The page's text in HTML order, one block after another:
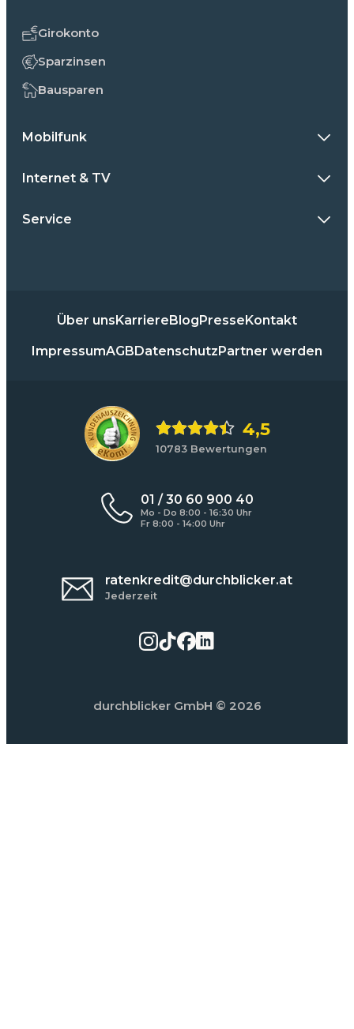
Girokonto
Sparzinsen
Bausparen
Mobilfunk
Internet & TV
Service
Über unsKarriereBlogPresseKontakt
ImpressumAGBDatenschutzPartner werden
4,5
10783 Bewertungen
01 / 30 60 900 40
Mo - Do 8:00 - 16:30 Uhr
Fr 8:00 - 14:00 Uhr
ratenkredit@durchblicker.at
Jederzeit
durchblicker GmbH © 2026